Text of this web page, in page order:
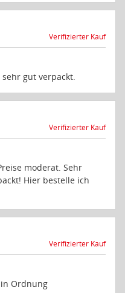
Verifizierter Kauf
gut verpackt.
Verifizierter Kauf
moderat. Sehr
Hier bestelle ich
Verifizierter Kauf
Ordnung